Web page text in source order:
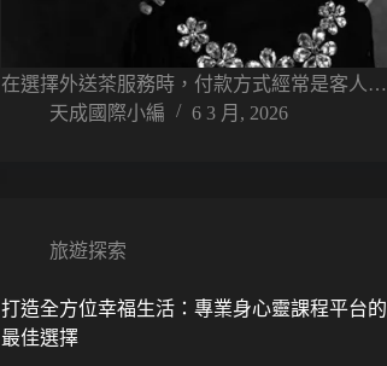
在選擇外送茶服務時，付款方式經常是客人…
天成國際小編
6 3 月, 2026
旅遊探索
打造全方位幸福生活：專業身心靈課程平台的
最佳選擇